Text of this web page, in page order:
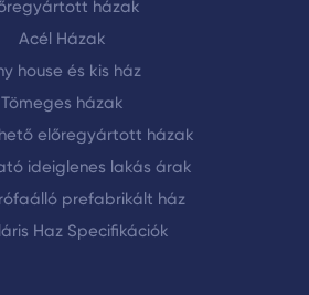
házak
Acél Házak
house és kis ház
Tömeges házak
előregyártott házak
ideiglenes lakás árak
prefabrikált ház
Haz Specifikációk